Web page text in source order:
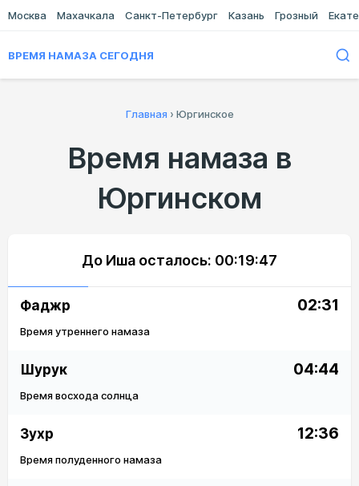
Москва Махачкала Санкт-Петербург Казань Грозный
ВРЕМЯ НАМАЗА СЕГОДНЯ
Главная › Юргинское
Время намаза в
Юргинском
До Иша осталось: 00:19:47
Фаджр 02:31
Время утреннего намаза
Шурук 04:44
Время восхода солнца
Зухр 12:36
Время полуденного намаза